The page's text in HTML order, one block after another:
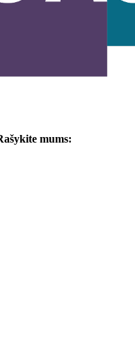
mums: